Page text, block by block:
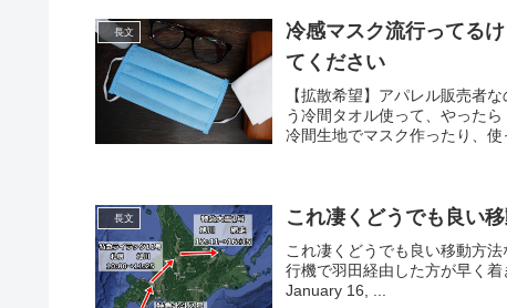
長文
冷感マスク流行ってる
てください
【拡散希望】アパレル販売者
う冷間タオル使って、やった
冷間生地でマスク作ったり、
長文 これ凄くどうでも良い
これ凄くどうでも良い移動方
行機で羽田経由した方が早く
January 16, ...